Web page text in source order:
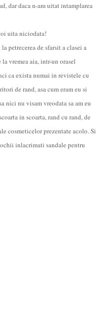
dar daca n-am uitat intamplarea
uita niciodata!
petrecerea de sfarsit a clasei a
vremea aia, intr-un orasel
ca exista numai in revistele cu
de rand, asa cum eram eu si
nici nu visam vreodata sa am eu
in scoarta, rand cu rand, de
cosmeticelor prezentate acolo. Si
inlacrimati sandale pentru